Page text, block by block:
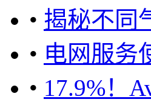
• 揭秘不同
• 电网服务
• 17.9%！